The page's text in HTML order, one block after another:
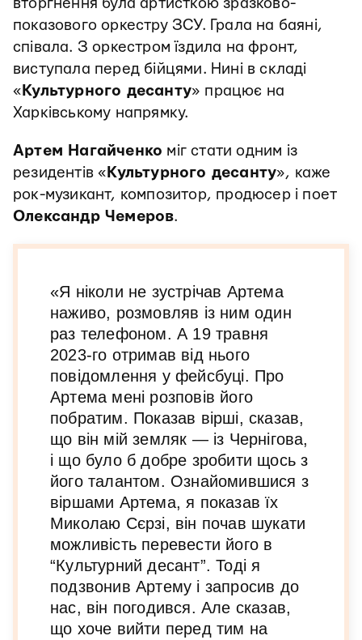
вторгнення була артисткою зразково-
показового оркестру ЗСУ. Грала на баяні,
співала. З оркестром їздила на фронт,
виступала перед бійцями. Нині в складі
« Культурного десанту» працює на
Харківському напрямку.
Артем Нагайченко міг стати одним із
резидентів « Культурного десанту», каже
рок-музикант, композитор, продюсер і поет
Олександр Чемеров.
«Я ніколи не зустрічав Артема
наживо, розмовляв із ним один
раз телефоном. А 19 травня
2023-го отримав від нього
повідомлення у фейсбуці. Про
Артема мені розповів його
побратим. Показав вірші, сказав,
що він мій земляк — із Чернігова,
і що було б добре зробити щось з
його талантом. Ознайомившися з
віршами Артема, я показав їх
Миколаю Сєрзі, він почав шукати
можливість перевести його в
“Культурний десант”. Тоді я
подзвонив Артему і запросив до
нас, він погодився. Але сказав,
що хоче вийти перед тим на